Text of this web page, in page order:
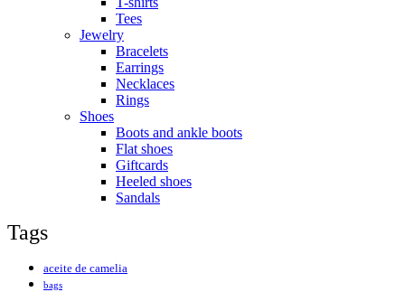
Tees
Jewelry
Bracelets
Earrings
Necklaces
Rings
Shoes
Boots and ankle boots
Flat shoes
Giftcards
Heeled shoes
Sandals
Tags
aceite de camelia
bags